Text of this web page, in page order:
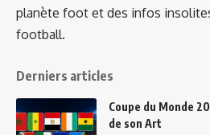
planète foot et des infos
football.
Derniers articles
Coupe du Monde
de son Art